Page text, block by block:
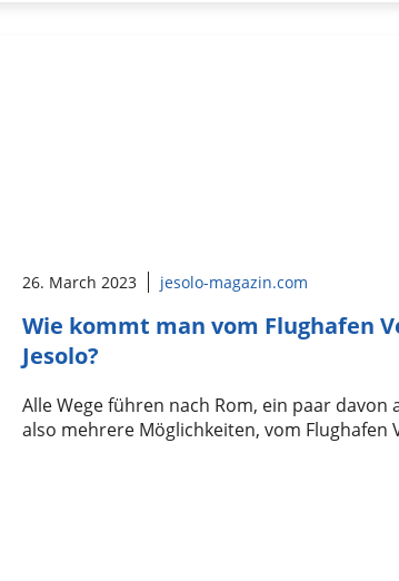
26. March 2023 jesolo-magazin.com
Wie kommt man vom Flughafen
Jesolo?
Alle Wege führen nach Rom, ein paar davon
also mehrere Möglichkeiten, vom Flughafen